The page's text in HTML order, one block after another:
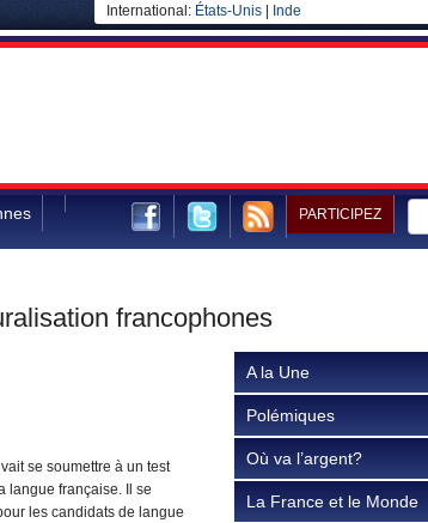
International: États-Unis Inde
PARTICIPEZ
francophones
se soumettre à un test
langue française. Il se
les candidats de langue
A la Une
Polémiques
Où va l’argent?
La France et le Monde